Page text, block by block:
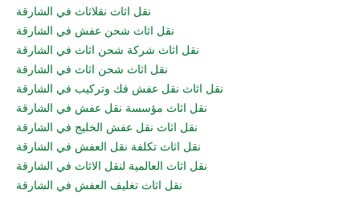
نقل اثاث نقلاثاث في الشارقة
نقل اثاث شحن عفش في الشارقة
نقل اثاث شركة شحن اثاث في الشارقة
نقل اثاث شحن اثاث في الشارقة
نقل اثاث نقل عفش فك وتركيب في الشارقة
نقل اثاث مؤسسة نقل عفش في الشارقة
نقل اثاث نقل عفش الخليج في الشارقة
نقل اثاث تكلفة نقل العفش في الشارقة
نقل اثاث العالمية لنقل الاثاث في الشارقة
نقل اثاث تغليف العفش في الشارقة